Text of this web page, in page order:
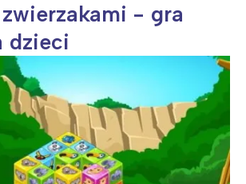
- gra
dzieci
Północ
Wybieram